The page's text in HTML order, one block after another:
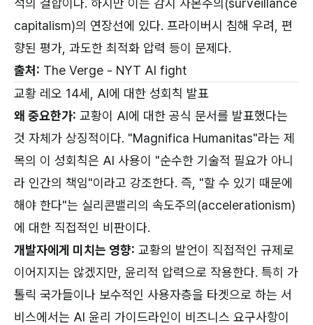
석의 결합이다. 하지만 이는 감시 자본주의(surveillance
capitalism)의 연장선에 있다. 프라이버시 침해 우려, 편
향된 평가, 과도한 최적화 압력 등이 문제다.
출처: The Verge - NYT AI fight
교황 레오 14세, AI에 대한 성회칙 발표
왜 중요한가: 교황이 AI에 대한 공식 문서를 발표했다는
것 자체가 상징적이다. "Magnifica Humanitas"라는 제
목의 이 성회칙은 AI 사용이 "순수한 기술적 필요가 아니
라 인간의 책임"이라고 강조한다. 즉, "할 수 있기 때문에
해야 한다"는 실리콘밸리의 속도주의(accelerationism)
에 대한 직접적인 비판이다.
개발자에게 미치는 영향: 교황의 발언이 직접적인 규제로
이어지지는 않겠지만, 윤리적 압력으로 작용한다. 특히 가
톨릭 국가들이나 보수적인 사용자층을 타겟으로 하는 서
비스에서는 AI 윤리 가이드라인이 비즈니스 요구사항이